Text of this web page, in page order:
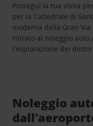
Prosegui la tua visita
per la Cattedrale di
moderna della Gran
ritirato al noleggio auto
l'esplorazione dei
Noleggio